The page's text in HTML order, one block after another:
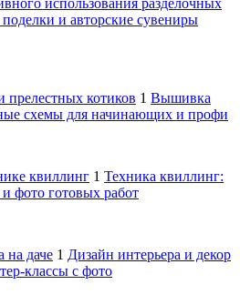
использования разделочных
и авторские сувениры
котиков 1 Вышивка
схемы для начинающих и профи
квиллинг 1 Техника квиллинг:
фото готовых работ
на даче 1 Дизайн интерьера и декор
классы с фото